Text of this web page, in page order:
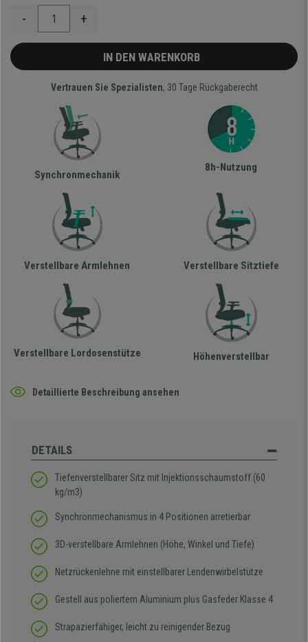
- +
IN DEN WARENKORB
Vertrauen Sie Spezialisten, 30 Tage Rückgaberecht
Synchronmechanik
8h-Nutzung
Verstellbare Armlehnen Verstellbare Sitztiefe
Verstellbare Lordosenstütze Höhenverstellbar
Detaillierte Beschreibung ansehen
DETAILS
Tiefenverstellbarer Sitz mit Injektionsschaumstoff (60
kg/m3)
Synchronmechanismus in 4 Positionen arretierbar
3D-verstellbare Armlehnen (Höhe, Winkel und Tiefe)
Netzrückenlehne mit einstellbarer Lendenwirbelstütze
Gestell aus poliertem Aluminium plus Gasfeder Klasse 4
Strapazierfähiger, leicht zu reinigender Bezug